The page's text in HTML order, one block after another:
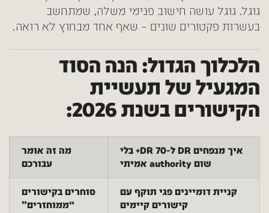
גוגל. גוגל עושה חישוב פנימי משלה, שמתחשב
בעשרות פקטורים שונים – שאף אחד מבחוץ לא רואה.
הלכלוך הגדול: הנה הסוד
המגעיל של תעשיית
הקישורים בשנת 2026:
איך מנפחים DR ל-DR 70+ בלי
שום authority אמיתי
מה זה אומר
עבורכם
קניית דומיינים פגי תוקף עם
קישורים קיימים
סוחרים בקישורים
“ממוחזרים”